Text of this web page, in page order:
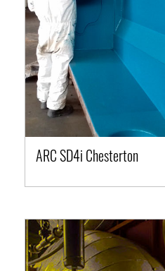
ARC SD4i Chesterton